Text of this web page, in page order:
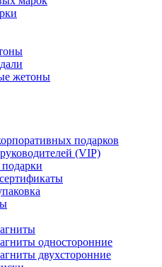
жетоны
подарков
(VIP)
односторонние
двухсторонние